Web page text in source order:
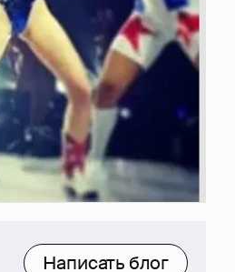
Написать блог